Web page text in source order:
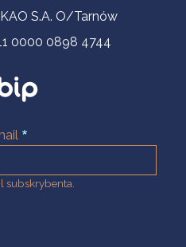
S.A. O/Tarnów
0000 0898 4744
subskrybenta.